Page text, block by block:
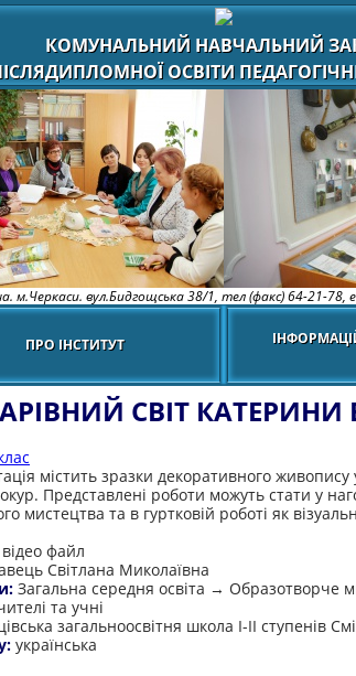
КОМУНАЛЬНИЙ НАВЧАЛЬНИЙ
ОСВІТИ
м.Черкаси. вул.Бидгощська 38/1, тел (факс) 64-21-78,
ПРО ІНСТИТУТ
СВІТ КАТЕРИНИ
містить зразки декоративного живопису
Представлені роботи можуть стати у
мистецтва та в гуртковій роботі як
відео файл
Світлана Миколаївна
Загальна середня освіта → Образотворче
та учні
загальноосвітня школа І-ІІ ступенів
українська